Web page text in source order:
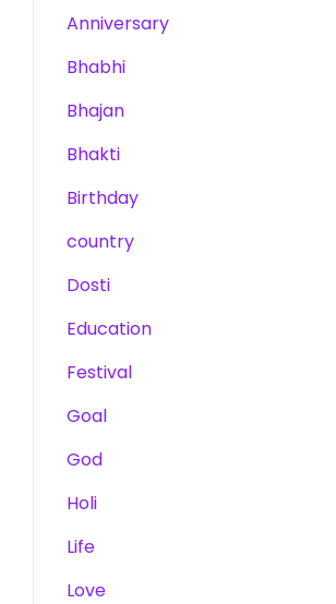
Anniversary
Bhabhi
Bhajan
Bhakti
Birthday
country
Dosti
Education
Festival
Goal
God
Holi
Life
Love